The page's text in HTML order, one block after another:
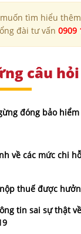
tìm hiểu
đài tư vấn 0909
câu
đóng bảo
về các mức chi
thuế được
tin sai sự thật